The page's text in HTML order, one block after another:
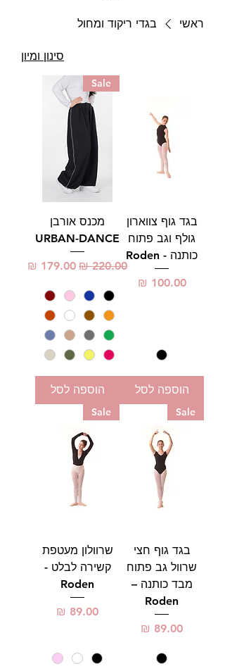
ראשי בגדי ריקוד ומחול
סינון ומיון
בגד גוף צווארון
גולף וגב פתוח
כותנה - Roden
מחיר‏100.00 ‏₪
הוספה לסל
Sale
מכנס אורבן
URBAN-DANCE
מחיר רגיל מחיר מבצע
הוספה לסל
Sale
בגד גוף חצי
שרוול גב פתוח
מבד כותנה –
Roden
מחיר
Sale
שרוולון מעטפת
קשירה לבלט -
Roden
מחיר